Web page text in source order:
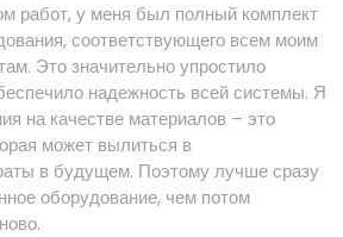
работ, у меня был полный комплект
соответствующего всем моим
Это значительно упростило
надежность всей системы. Я
на качестве материалов – это
может вылиться в
в будущем. Поэтому лучше сразу
оборудование, чем потом